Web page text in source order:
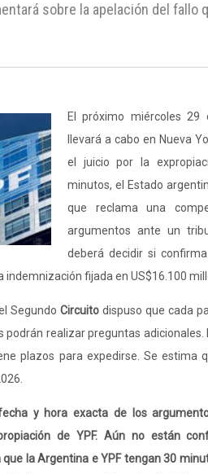
sobre la apelación del fallo
El próximo miércoles
llevará a cabo en Nueva
el juicio por la
minutos, el Estado
que reclama una
argumentos ante un
deberá decidir si
indemnización fijada en US$16.100
Segundo Circuitodispuso que cada
podrán realizar preguntas adicionales.
plazos para expedirse. Se estima
y hora exacta de los
de YPF. Aún no están
la Argentina e YPF tengan 30